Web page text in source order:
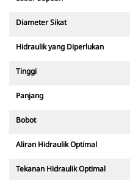
Diameter Sikat
Hidraulik yang Diperlukan
Tinggi
Panjang
Bobot
Aliran Hidraulik Optimal
Tekanan Hidraulik Optimal